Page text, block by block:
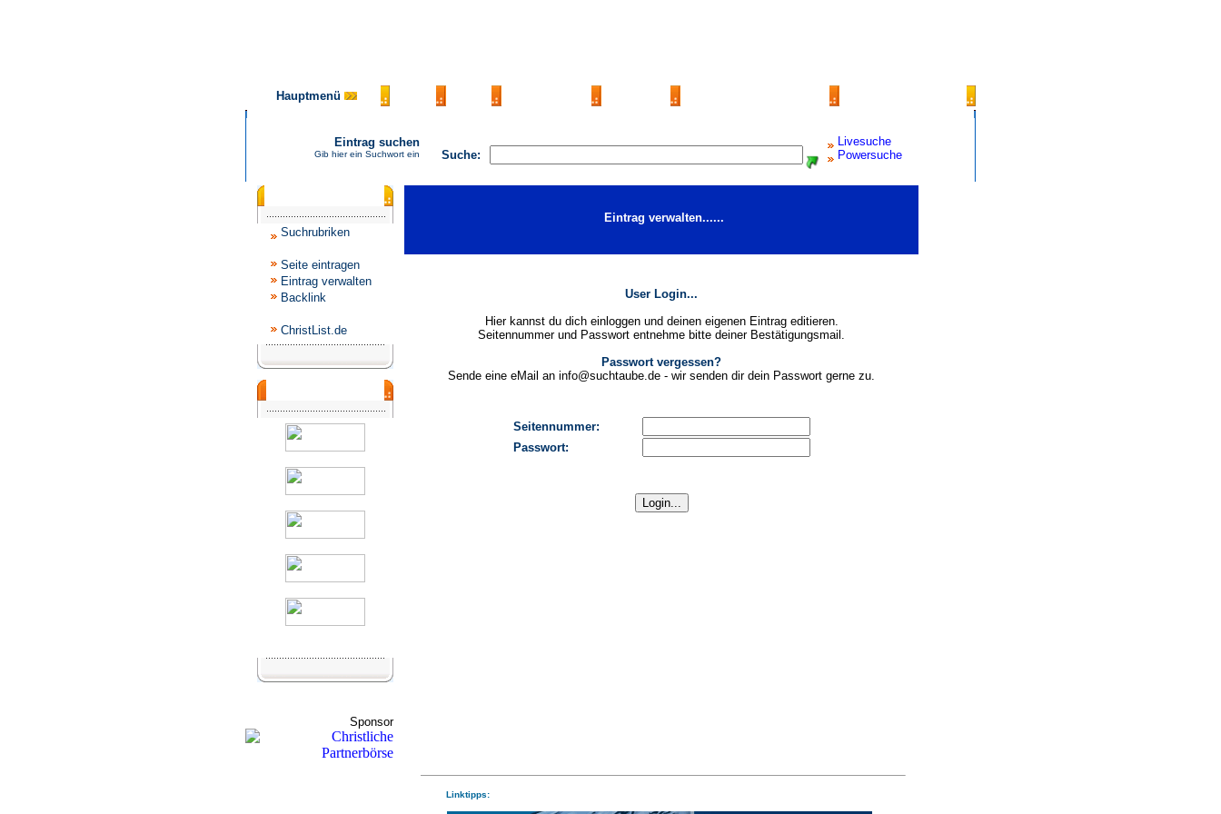
Hauptmenü
Suche:
Livesuche
Powersuche
Eintrag suchen
Gib hier ein Suchwort ein
Suchrubriken
Seite eintragen
Eintrag verwalten
Backlink
ChristList.de
Sponsor
Eintrag verwalten......
User Login...
Hier kannst du dich einloggen und deinen eigenen Eintrag editieren.
Seitennummer und Passwort entnehme bitte deiner Bestätigungsmail.
Passwort vergessen?
Sende eine eMail an info@suchtaube.de - wir senden dir dein Passwort gerne zu.
Seitennummer:
Passwort:
Linktipps: